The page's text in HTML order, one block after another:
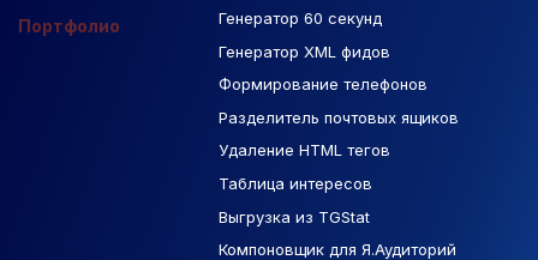
Портфолио
Генератор 60 секунд
Генератор XML фидов
Формирование телефонов
Разделитель почтовых ящиков
Удаление HTML тегов
Таблица интересов
Выгрузка из TGStat
Компоновщик для Я.Аудиторий
База Яндекс Карты
РСЯ площадки